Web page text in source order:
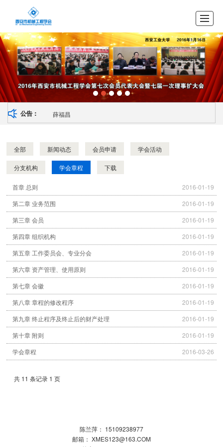
首页 关于学会 会员展示 学会章程 分支机构 学会资讯 会员申请 联系我们
公告： 薛福昌
全部 新闻动态 会员申请 学会活动
分支机构 学会章程 下载
2016-01-19
首章 总则
2016-01-19
第二章 业务范围
2016-01-19
第三章 会员
2016-01-19
第四章 组织机构
2016-01-19
第五章 工作委员会、专业分会
2016-01-19
第六章 资产管理、使用原则
2016-01-19
第七章 会徽
2016-01-19
第八章 章程的修改程序
2016-01-19
第九章 终止程序及终止后的财产处理
2016-01-19
第十章 附则
2016-03-26
学会章程
共 11 条记录 1 页
陈兰萍： 15109238977
邮箱： XMES123@163.COM